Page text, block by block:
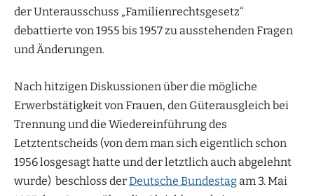
der Unterausschuss „Familienrechtsgesetz“
debattierte von 1955 bis 1957 zu ausstehenden Fragen
und Änderungen.
Nach hitzigen Diskussionen über die mögliche
Erwerbstätigkeit von Frauen, den Güterausgleich bei
Trennung und die Wiedereinführung des
Letztentscheids (von dem man sich eigentlich schon
1956 losgesagt hatte und der letztlich auch abgelehnt
wurde) beschloss derDeutsche Bundestagam 3. Mai